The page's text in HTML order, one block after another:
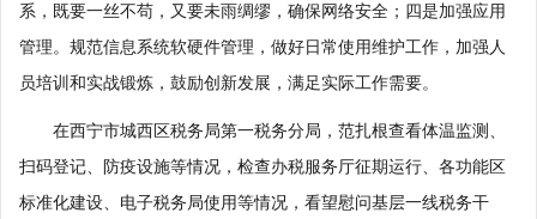
系，既要一丝不苟，又要未雨绸缪，确保网络安全；四是加强应用
管理。规范信息系统软硬件管理，做好日常使用维护工作，加强人
员培训和实战锻炼，鼓励创新发展，满足实际工作需要。
在西宁市城西区税务局第一税务分局，范扎根查看体温监测、
扫码登记、防疫设施等情况，检查办税服务厅征期运行、各功能区
标准化建设、电子税务局使用等情况，看望慰问基层一线税务干